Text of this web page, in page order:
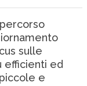
sulle
efficienti ed
e